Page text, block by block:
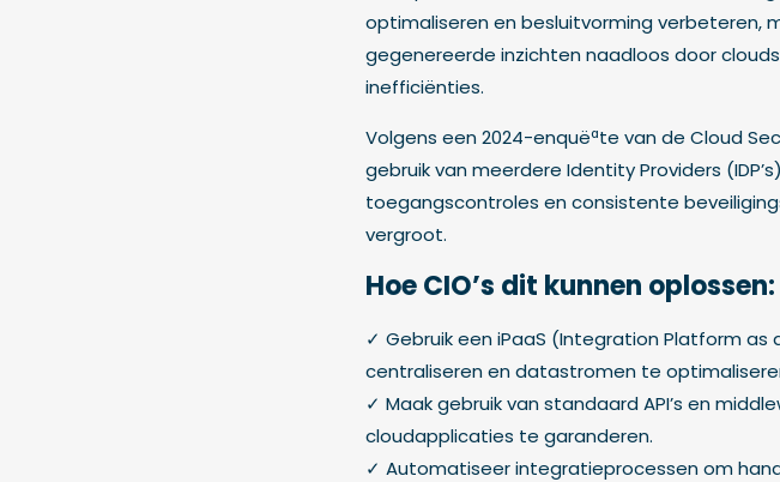
optimaliseren en besluitvorming verbeteren,
gegenereerde inzichten naadloos door
inefficiënties.
Volgens een 2024-enquëªte van de Cloud
gebruik van meerdere Identity Providers
toegangscontroles en consistente
vergroot.
Hoe CIO’s dit kunnen oplossen:
✓ Gebruik een iPaaS (Integration Platform
centraliseren en datastromen te
✓ Maak gebruik van standaard API’s en
cloudapplicaties te garanderen.
✓ Automatiseer integratieprocessen om